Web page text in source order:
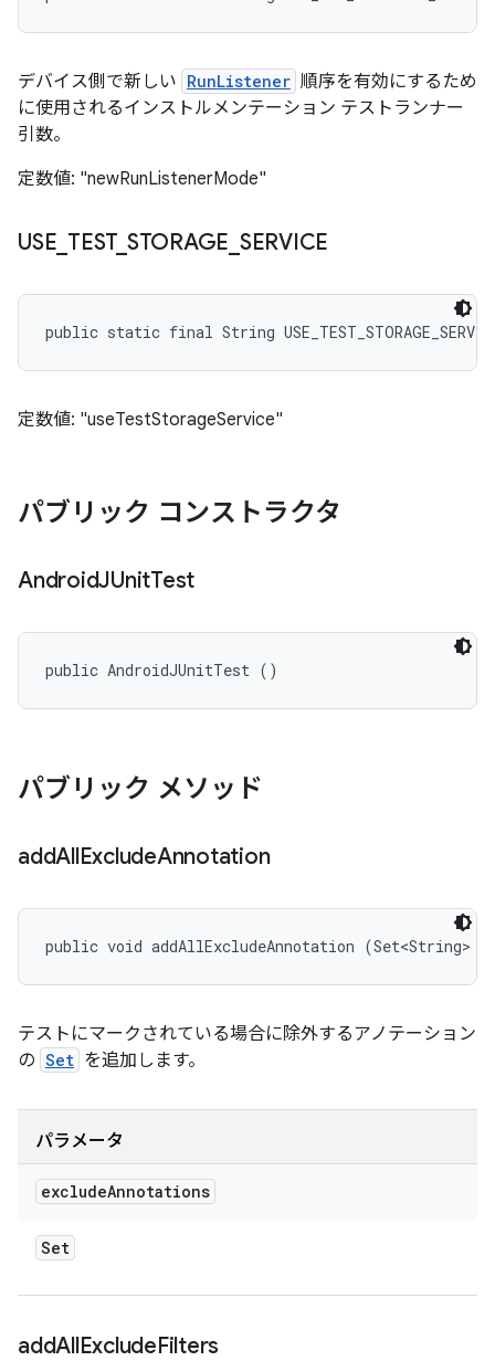
デバイス側で新しい RunListener 順序を有効にするため
に使用されるインストルメンテーション テストランナー
引数。
定数値: "newRunListenerMode"
USE TEST_ STORAGE SERVICE
public static final String
定数値: "useTestStorageService"
パブリック コンストラクタ
AndroidJUnitTest
public AndroidJUnitTest ()
パブリック メソッド
addAllExcludeAnnotation
public void addAllExcludeAnnotation (Set<String>
テストにマークされている場合に除外するアノテーション
の Set を追加します。
パラメータ
excludeAnnotations
Set
addAllExcludeFilters